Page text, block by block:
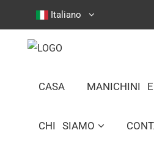
Italiano
CASA MANICHINI
CHI SIAMO